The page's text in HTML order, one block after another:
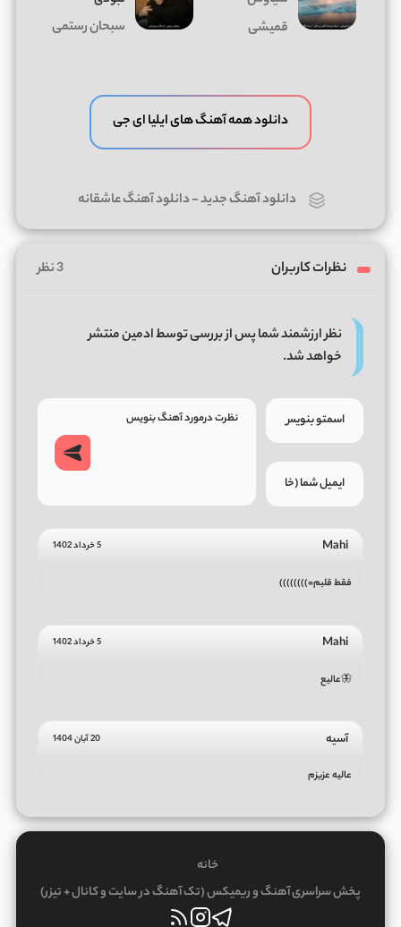
قمیشی
سبحان رستمی
دانلود همه آهنگ های ایلیا ای جی
دانلود آهنگ جدید-دانلود آهنگ عاشقانه
نظرات کاربران 3 نظر
نظر ارزشمند شما پس از بررسی توسط ادمین منتشر
خواهد شد.
Mahi 5 خرداد 1402
فقط قلبم=))))))))
Mahi 5 خرداد 1402
🦋عالیع
آسیه 20 آبان 1404
عالیه عزیزم
خانه
پخش سراسری آهنگ و ریمیکس (تک آهنگ در سایت و کانال + تیزر)